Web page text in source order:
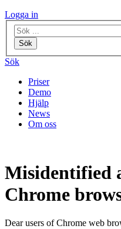
Logga in
Sök
Sök
Priser
Demo
Hjälp
News
Om oss
Misidentified
Chrome
Dear users of Chrome web